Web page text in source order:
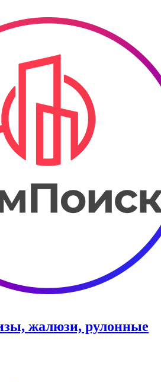
жалюзи, рулонные